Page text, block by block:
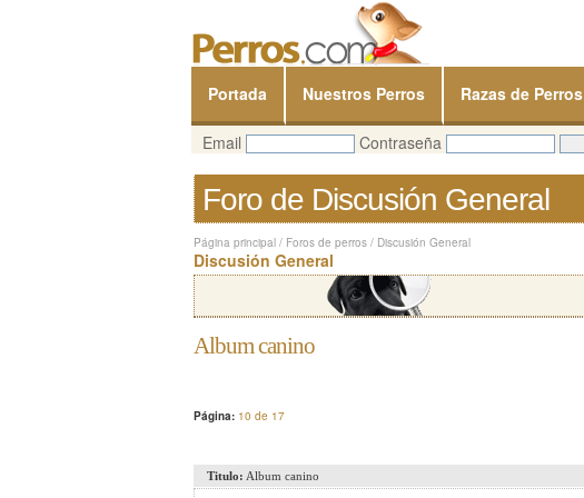
Portada Nuestros Perros Razas de Perros
Email Contraseña
Foro de Discusión General
Página principal / Foros de perros / Discusión General
Discusión General
Album canino
Página: 10 de 17
Titulo: Album canino